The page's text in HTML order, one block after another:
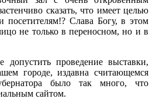
сказать, что имеет целью
Слава Богу, в этом
не только в переносном, но и в
допустить проведение выставки,
городе, издавна считающемся
было так много, что
сайтом.